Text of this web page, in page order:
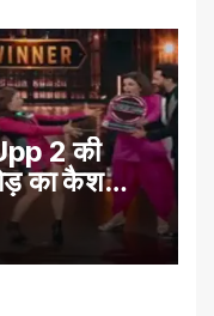
2 की
का कैश